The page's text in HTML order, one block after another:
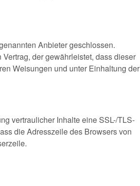
Anbieter geschlossen.
der gewährleistet, dass dieser
Weisungen und unter Einhaltung der
vertraulicher Inhalte eine SSL-/TLS-
die Adresszeile des Browsers von